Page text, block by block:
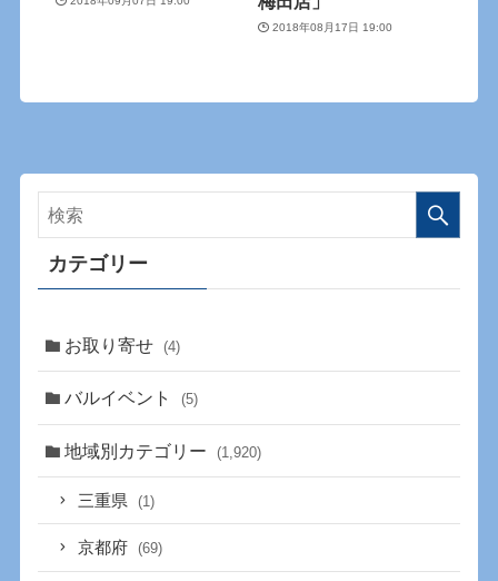
2018年08月17日 19:00
カテゴリー
お取り寄せ (4)
バルイベント (5)
地域別カテゴリー (1,920)
三重県 (1)
京都府 (69)